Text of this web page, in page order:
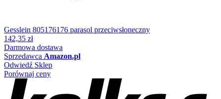
Gesslein 805176176 parasol przeciwsłoneczny
142,35 zł
Darmowa dostawa
Sprzedawca Amazon.pl
Odwiedź Sklep
Porównaj ceny